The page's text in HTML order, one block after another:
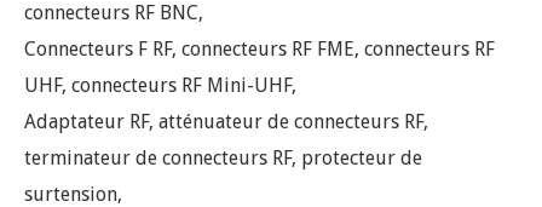
connecteurs RF BNC,
Connecteurs F RF, connecteurs RF FME, connecteurs RF
UHF, connecteurs RF Mini-UHF,
Adaptateur RF, atténuateur de connecteurs RF,
terminateur de connecteurs RF, protecteur de
surtension,